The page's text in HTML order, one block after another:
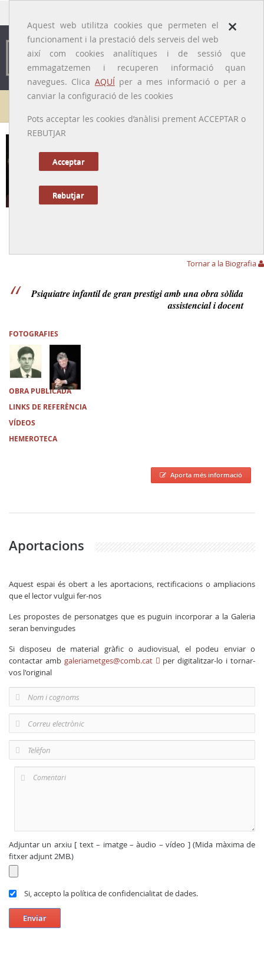
×
Aquest web utilitza cookies que permeten el
funcionament i la prestació dels serveis del web
així com cookies analítiques i de sessió que
emmagatzemen i recuperen informació quan
navegues. Clica AQUÍper a mes informació o per a
canviar la configuració de les cookies
Pots acceptar les cookies d’anàlisi prement ACCEPTAR o
REBUTJAR
Acceptar
Rebutjar
Galeria de metges
Tornar a la Biografia
Psiquiatre infantil de gran prestigi amb una obra sòlida
assistencial i docent
FOTOGRAFIES
OBRA PUBLICADA
LINKS DE REFERÈNCIA
VÍDEOS
HEMEROTECA
Aporta més informació
Aportacions
Aquest espai és obert a les aportacions, rectificacions o ampliacions
que el lector vulgui fer-nos
Les propostes de personatges que es puguin incorporar a la Galeria
seran benvingudes
Si disposeu de material gràfic o audiovisual, el podeu enviar o
contactar amb galeriametges@comb.cat
per digitalitzar-lo i tornar-
vos l'original
Adjuntar un arxiu [ text – imatge – àudio – vídeo ] (Mida màxima de
fitxer adjunt 2MB.)
Si, accepto la política de confidencialitat de dades.
Enviar